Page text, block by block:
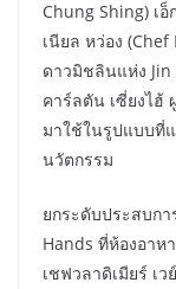
Chung Shing) เ
เนียล หว่อง
ดาวมิชลินแห่ง Jin
คาร์ลตัน เซี่ยงไฮ้
มาใช้ในรูปแบบที่
นวัตกรรม
ยกระดับประสบก
Hands ที่ห้องอา
เชฟวลาดิเมียร์ เ